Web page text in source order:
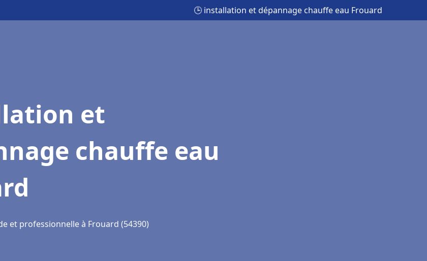
🕒 installation et dépannage chauffe eau Frouard
et
chauffe eau
et professionnelle à Frouard (54390)